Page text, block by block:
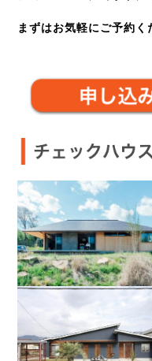
まずはお気軽にご予約く